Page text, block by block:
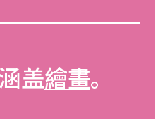
盖繪畫。